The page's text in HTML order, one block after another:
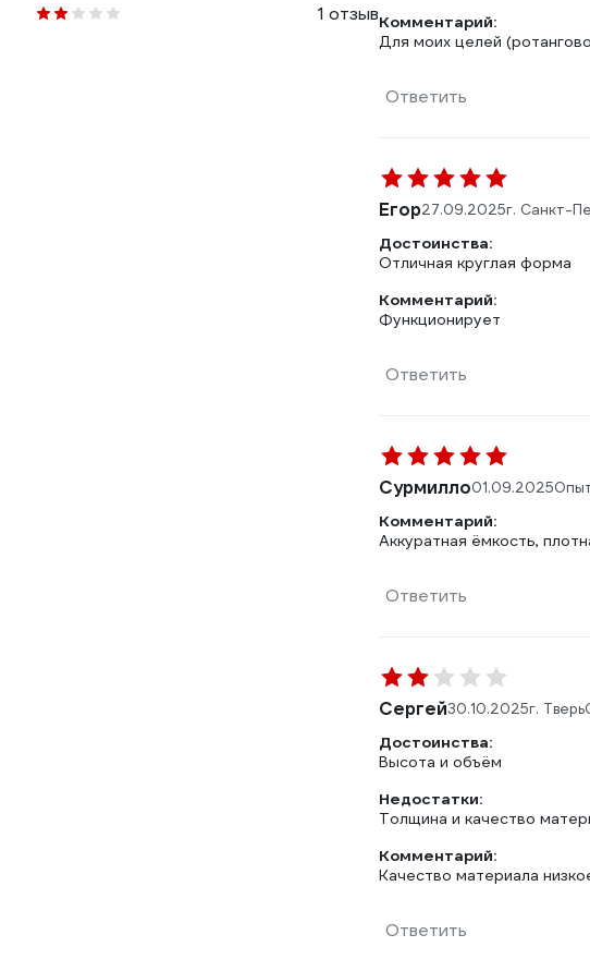
1 отзывКомментарий:
Для моих целей
Ответить
Егор27.09.2025г. Санкт-
Достоинства:
Отличная круглая форма
Комментарий:
Функционирует
Ответить
Сурмилло01.09.2025
Комментарий:
Аккуратная ёмкость,
Ответить
Сергей30.10.2025г. Тверь
Достоинства:
Высота и объём
Недостатки:
Толщина и качество
Комментарий:
Качество материала
Ответить